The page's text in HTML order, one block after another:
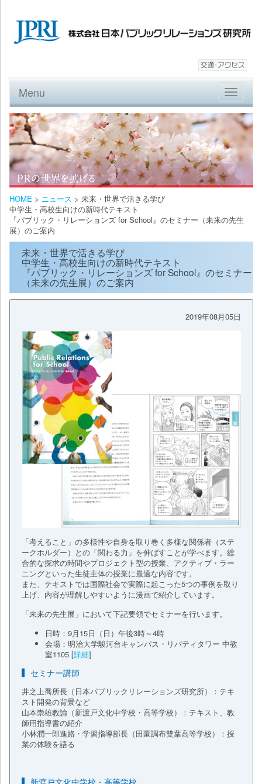
Toggle
Menu
HOME > ニュース > 未来・世界で活きる学び
中学生・高校生向けの新時代テキスト
『パブリック・リレーションズ for School』のセミナー（未来の先生
展）のご案内
未来・世界で活きる学び
中学生・高校生向けの新時代テキスト
『パブリック・リレーションズ for School』のセミナー
（未来の先生展）のご案内
2019年08月05日
「考えること」の多様性や自身を取り巻く多様な関係者（ステ
ークホルダー）との「関わる力」を伸ばすことが学べます。総
合的な探求の時間やプロジェクト型の授業、アクティブ・ラー
ニングといった生徒主体の授業に最適な内容です。
また、テキストでは国際社会で実際に起こった5つの事例を取り
上げ、内容が理解しやすいように漫画で紹介しています。
「未来の先生展」において下記要領でセミナーを行います。
日時：9月15日（日）午後3時～4時
会場：明治大学駿河台キャンパス・リバティタワー 中教
室1105 [詳細]
セミナー講師
井之上喬所長（日本パブリックリレーションズ研究所）：テキ
スト開発の背景など
山本崇雄教諭（新渡戸文化中学校・高等学校）：テキスト、教
師用指導書の紹介
小林潤一郎進路・学習指導部長（田園調布雙葉高等学校）：授
業の体験を語る